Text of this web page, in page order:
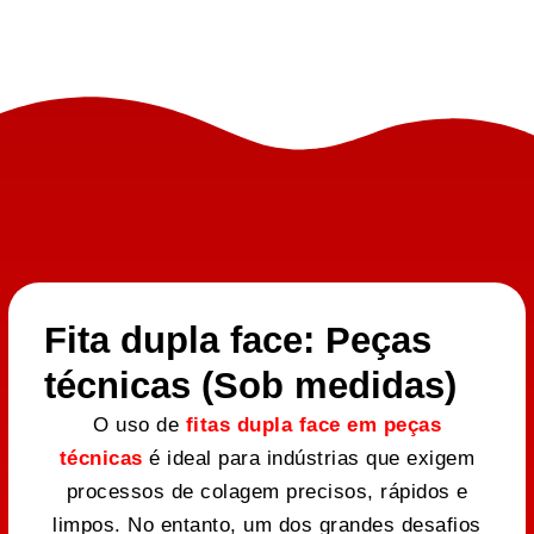
Fita dupla face: Peças
técnicas (Sob medidas)
O uso de fitas dupla face em peças
técnicas é ideal para indústrias que exigem
processos de colagem precisos, rápidos e
limpos. No entanto, um dos grandes desafios